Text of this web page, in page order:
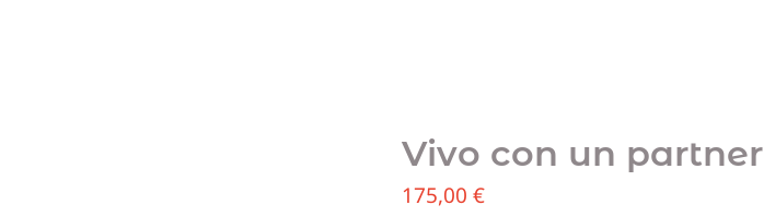
Vivo con un partner
175,00€